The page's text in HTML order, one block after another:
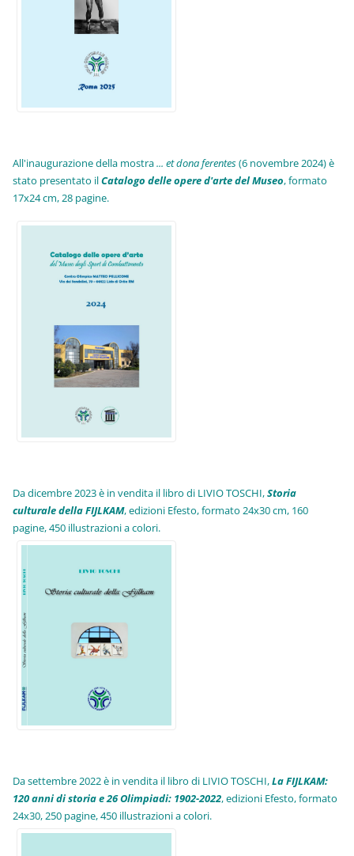
All'inaugurazione della mostra... et dona ferentes(6 novembre 2024) è
stato presentato ilCatalogo delle opere d'arte del Museo, formato
17x24 cm, 28 pagine.
Da dicembre 2023 è in vendita il libro di LIVIO TOSCHI,Storia
culturale della FIJLKAM, edizioni Efesto, formato 24x30 cm, 160
pagine, 450 illustrazioni a colori.
Da settembre 2022 è in vendita il libro di LIVIO TOSCHI,La FIJLKAM:
120 anni di storia e 26 Olimpiadi: 1902-2022, edizioni Efesto, formato
24x30, 250 pagine, 450 illustrazioni a colori.